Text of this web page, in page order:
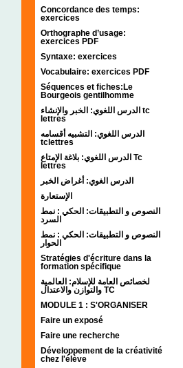
Concordance des temps:
exercices
Orthographe d’usage:
exercices PDF
Syntaxe: exercices
Vocabulaire: exercices PDF
Séquences et fiches:Le
Bourgeois gentilhomme
الدرس اللغوي: الخبر والإنشاء tc
lettres
الدرس اللغوي: التشبيه أقسامه
tclettres
الدرس اللغوي: بلاغة الإمتاع Tc
lettres
الدرس الغوي: أغراض الخبر
الإستعارة
النصوص و التطبيقات: الحكي : نمط
السرد
النصوص و التطبيقات: الحكي : نمط
الحوار
Stratégies d'écriture dans la
formation spécifique
لخصائص العامة للإسلام: العالمية
والتوازن والاعتدال TC
MODULE 1 : S'ORGANISER
Faire un exposé
Faire une recherche
Développement de la créativité
chez l'élève